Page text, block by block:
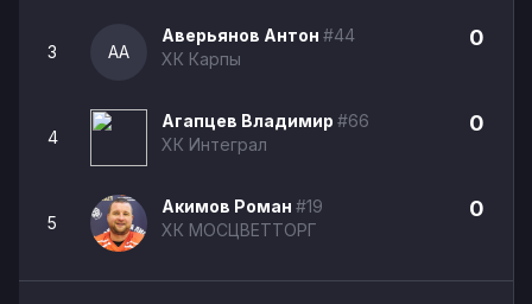
3 АА
Аверьянов Антон #44
ХК Карпы
0
4
Агапцев Владимир #66
ХК Интеграл
0
5
Акимов Роман #19
ХК МОСЦВЕТТОРГ
0